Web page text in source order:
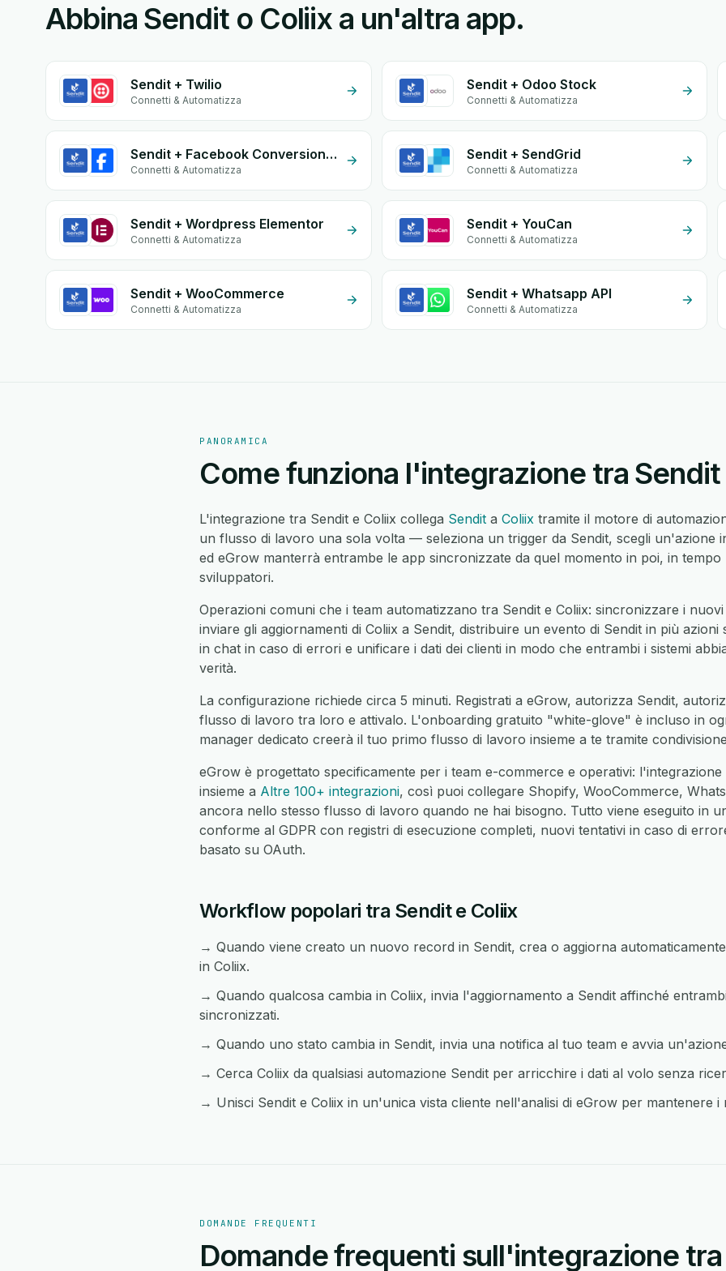
Abbina Sendit o Coliix a un'altra app.
Sendit + Twilio
Connetti & Automatizza
Sendit + Odoo Stock
Connetti & Automatizza
Sendit + Facebook Conversion API (CAPI)
Connetti & Automatizza
Sendit + SendGrid
Connetti & Automatizza
Sendit + Wordpress Elementor
Connetti & Automatizza
Sendit + YouCan
Connetti & Automatizza
Sendit + WooCommerce
Connetti & Automatizza
Sendit + Whatsapp API
Connetti & Automatizza
PANORAMICA
Come funziona l'integrazione tra
L'integrazione tra Sendit e Coliix collega Sendit a Coliix tramite il motore di
un flusso di lavoro una sola volta — seleziona un trigger da Sendit, scegli un'azione
ed eGrow manterrà entrambe le app sincronizzate da quel momento in poi, in tempo
sviluppatori.
Operazioni comuni che i team automatizzano tra Sendit e Coliix: sincronizzare i
inviare gli aggiornamenti di Coliix a Sendit, distribuire un evento di Sendit in più azioni
in chat in caso di errori e unificare i dati dei clienti in modo che entrambi i sistemi
verità.
La configurazione richiede circa 5 minuti. Registrati a eGrow, autorizza Sendit,
flusso di lavoro tra loro e attivalo. L'onboarding gratuito "white-glove" è incluso in
manager dedicato creerà il tuo primo flusso di lavoro insieme a te tramite
eGrow è progettato specificamente per i team e-commerce e operativi:
insieme a Altre 100+ integrazioni, così puoi collegare Shopify, WooCommerce,
ancora nello stesso flusso di lavoro quando ne hai bisogno. Tutto viene eseguito in
conforme al GDPR con registri di esecuzione completi, nuovi tentativi in caso di
basato su OAuth.
Workflow popolari tra Sendit e Coliix
→ Quando viene creato un nuovo record in Sendit, crea o aggiorna
in Coliix.
→ Quando qualcosa cambia in Coliix, invia l'aggiornamento a Sendit affinché
sincronizzati.
→ Quando uno stato cambia in Sendit, invia una notifica al tuo team e avvia
→ Cerca Coliix da qualsiasi automazione Sendit per arricchire i dati al volo senza
→ Unisci Sendit e Coliix in un'unica vista cliente nell'analisi di eGrow per mantenere
DOMANDE FREQUENTI
Domande frequenti sull'integrazione